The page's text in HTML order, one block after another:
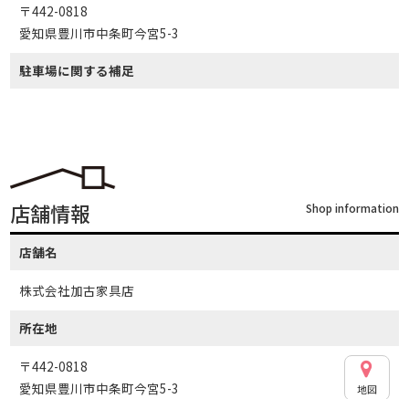
〒442-0818
愛知県豊川市中条町今宮5-3
駐車場に関する補足
店舗情報 Shop information
店舗名
株式会社加古家具店
所在地
〒442-0818
愛知県豊川市中条町今宮5-3
地図